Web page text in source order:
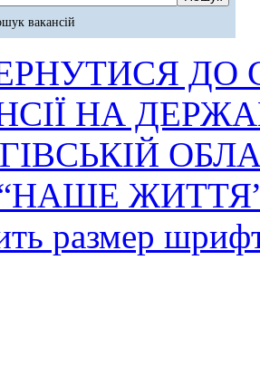
вакансій
ДО
НА
“НАШЕ
размер